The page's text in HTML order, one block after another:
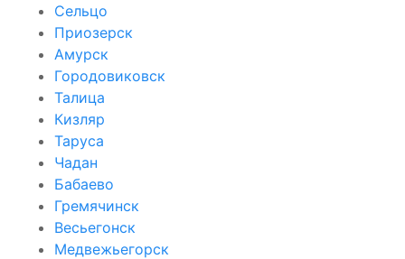
Сельцо
Приозерск
Амурск
Городовиковск
Талица
Кизляр
Таруса
Чадан
Бабаево
Гремячинск
Весьегонск
Медвежьегорск